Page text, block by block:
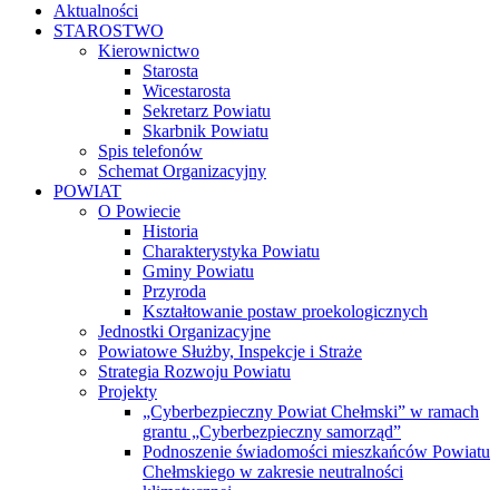
Aktualności
STAROSTWO
Kierownictwo
Starosta
Wicestarosta
Sekretarz Powiatu
Skarbnik Powiatu
Spis telefonów
Schemat Organizacyjny
POWIAT
O Powiecie
Historia
Charakterystyka Powiatu
Gminy Powiatu
Przyroda
Kształtowanie postaw proekologicznych
Jednostki Organizacyjne
Powiatowe Służby, Inspekcje i Straże
Strategia Rozwoju Powiatu
Projekty
„Cyberbezpieczny Powiat Chełmski” w ramach
grantu „Cyberbezpieczny samorząd”
Podnoszenie świadomości mieszkańców Powiatu
Chełmskiego w zakresie neutralności